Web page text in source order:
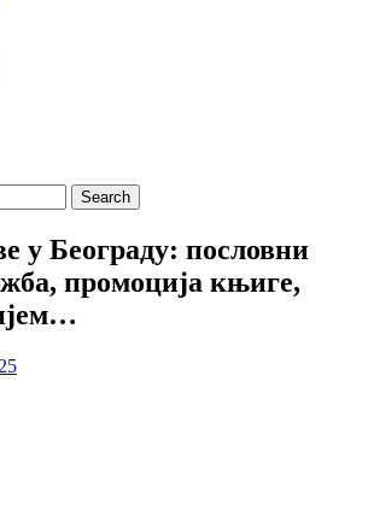
у Београду: пословни
промоција књиге,